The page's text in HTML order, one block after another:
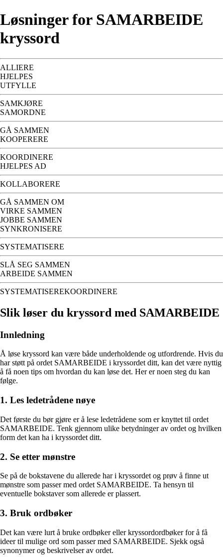
Løsninger for SAMARBEIDE
kryssord
ALLIERE
HJELPES
UTFYLLE
SAMKJØRE
SAMORDNE
GÅ SAMMEN
KOOPERERE
KOORDINERE
HJELPES AD
KOLLABORERE
GÅ SAMMEN OM
VIRKE SAMMEN
JOBBE SAMMEN
SYNKRONISERE
SYSTEMATISERE
SLÅ SEG SAMMEN
ARBEIDE SAMMEN
SYSTEMATISEREKOORDINERE
Slik løser du kryssord med SAMARBEIDE
Innledning
Å løse kryssord kan være både underholdende og utfordrende. Hvis du
har støtt på ordet SAMARBEIDE i kryssordet ditt, kan det være nyttig
å få noen tips om hvordan du kan løse det. Her er noen steg du kan
følge.
1. Les ledetrådene nøye
Det første du bør gjøre er å lese ledetrådene som er knyttet til ordet
SAMARBEIDE. Tenk gjennom ulike betydninger av ordet og hvilken
form det kan ha i kryssordet ditt.
2. Se etter mønstre
Se på de bokstavene du allerede har i kryssordet og prøv å finne ut
mønstre som passer med ordet SAMARBEIDE. Ta hensyn til
eventuelle bokstaver som allerede er plassert.
3. Bruk ordbøker
Det kan være lurt å bruke ordbøker eller kryssordordbøker for å få
ideer til mulige ord som passer med SAMARBEIDE. Sjekk også
synonymer og beskrivelser av ordet.